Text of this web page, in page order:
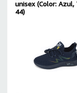
unisex (Color: Azul,
44)